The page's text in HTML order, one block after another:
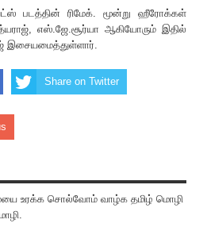
படத்தின் ரிமேக். மூன்று ஹீரோக்கள்
எஸ்.ஜே.சூர்யா ஆகியோரும் இதில்
இசையமைத்துள்ளார்.
Share on Twitter
உரக்க சொல்வோம் வாழ்க தமிழ் மொழி